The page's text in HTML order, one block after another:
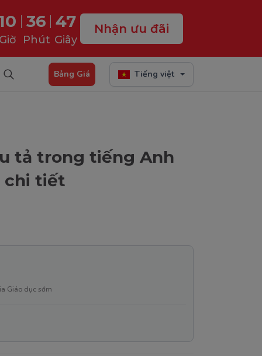
36
Phút
45
Giây
Nhận ưu đãi
Bảng Giá Tiếng việt
tả trong tiếng Anh
chi tiết
Giáo dục sớm